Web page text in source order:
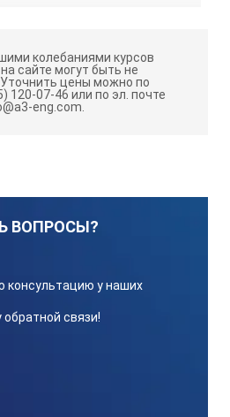
колебаниями курсов
сайте могут быть не
Уточнить цены можно по
120-07-46 или по эл. почте
eng.com.
ВОПРОСЫ?
консультацию у наших
связи!